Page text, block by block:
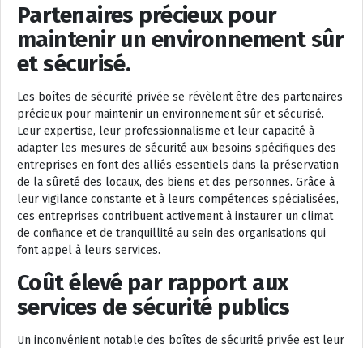
Partenaires précieux pour
maintenir un environnement sûr
et sécurisé.
Les boîtes de sécurité privée se révèlent être des partenaires
précieux pour maintenir un environnement sûr et sécurisé.
Leur expertise, leur professionnalisme et leur capacité à
adapter les mesures de sécurité aux besoins spécifiques des
entreprises en font des alliés essentiels dans la préservation
de la sûreté des locaux, des biens et des personnes. Grâce à
leur vigilance constante et à leurs compétences spécialisées,
ces entreprises contribuent activement à instaurer un climat
de confiance et de tranquillité au sein des organisations qui
font appel à leurs services.
Coût élevé par rapport aux
services de sécurité publics
Un inconvénient notable des boîtes de sécurité privée est leur